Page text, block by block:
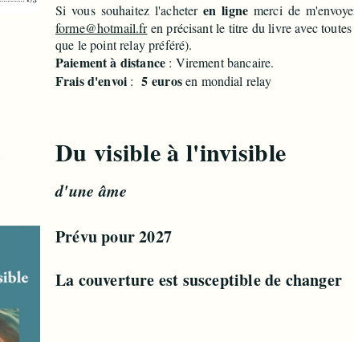
Si vous souhaitez l'acheteren ligne merci de
forme@hotmail.fren précisant le titre du livre avec
que le point relay préféré).
Paiement à distance : Virement bancaire.
Frais d'envoi : 5eurosen mondial relay
Du visible à
d'une âme
Prévu pour 2027
La couverture est susceptible de changer